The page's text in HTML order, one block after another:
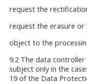
request the
request the erasure
object to the
9.2 The data
subject only in the
19 of the Data